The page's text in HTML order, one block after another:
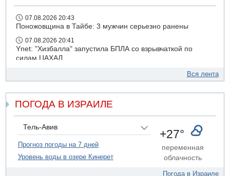
07.08.2026 20:43
Поножовщина в Тайбе: 3 мужчин серьезно ранены
07.08.2026 20:41
Ynet: "Хизбалла" запустила БПЛА со взрывчаткой по
силам ЦАХАЛ
ДТП в Ашдоде: тяжело ранены двое маленьких детей
07.08.2026 19:14
Скончался водитель, врезавшийся в стену в
Иерусалиме
07.08.2026 17:57
Подозреваемый в домогательствах в хостеле - Гильбоа
Дахан
07.08.2026 17:55
Вся лента
ПОГОДА В ИЗРАИЛЕ
Тель-Авив
Прогноз погоды на 7 дней
Уровень воды в озере Кинерет
+27°
переменная
облачность
Погода в Израиле